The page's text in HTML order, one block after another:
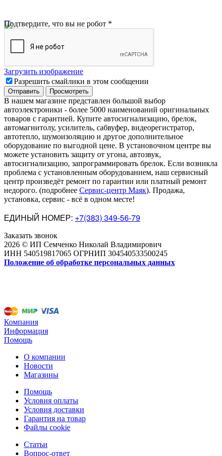
Подтвердите, что вы не робот *
Загрузить изображение
Разрешить смайлики в этом сообщении
В нашем магазине представлен большой выбор
автоэлектроники - более 5000 наименований оригинальных
товаров с гарантией. Купите автосигнализацию, брелок,
автомагнитолу, усилитель, сабвуфер, видеорегистратор,
автотепло, шумоизоляцию и другое дополнительное
оборудование по выгодной цене. В установочном центре вы
можете установить защиту от угона, автозвук,
автосигнализацию, запрограммировать брелок. Если возникла
проблема с установленным оборудованием, наш сервисный
центр произведёт ремонт по гарантии или платный ремонт
недорого. (подробнее Сервис-центр Маяк). Продажа,
установка, сервис - всё в одном месте!
ЕДИНЫЙ НОМЕР: +7(383) 349-56-79
Заказать звонок
2026 © ИП Семченко Николай Владимирович
ИНН 540519817065 ОГРНИП 304540533500245
Положение об обработке персональных данных
Компания
Информация
Помощь
О компании
Новости
Магазины
Помощь
Условия оплаты
Условия доставки
Гарантия на товар
Файлы cookie
Статьи
Вопрос-ответ